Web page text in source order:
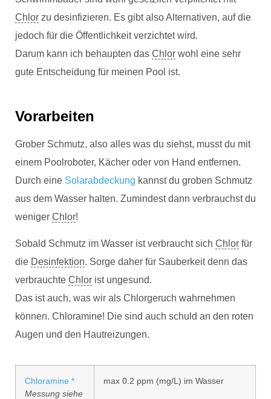
Chlor zu desinfizieren. Es gibt also Alternativen, auf die
jedoch für die Öffentlichkeit verzichtet wird.
Darum kann ich behaupten das Chlor wohl eine sehr
gute Entscheidung für meinen Pool ist.
Vorarbeiten
Grober Schmutz, also alles was du siehst, musst du mit
einem Poolroboter, Kächer oder von Hand entfernen.
Durch eine Solarabdeckung kannst du groben Schmutz
aus dem Wasser halten. Zumindest dann verbrauchst du
weniger Chlor!
Sobald Schmutz im Wasser ist verbraucht sich Chlor für
die Desinfektion. Sorge daher für Sauberkeit denn das
verbrauchte Chlor ist ungesund.
Das ist auch, was wir als Chlorgeruch wahrnehmen
können. Chloramine! Die sind auch schuld an den roten
Augen und den Hautreizungen.
Chloramine *
Messung siehe
max 0.2 ppm (mg/L) im Wasser